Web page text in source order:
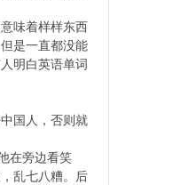
味着样样东西
是一直都没能
明白英语单词
国人，否则就
在旁边看笑
乱七八糟。后